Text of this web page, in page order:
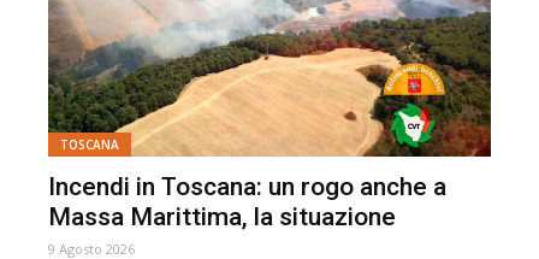
TOSCANA
Incendi in Toscana: un rogo anche a
Massa Marittima, la situazione
9 Agosto 2026